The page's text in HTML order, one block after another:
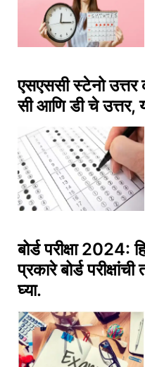
एसएससी स्टेनो
सी आणि डी चे उत्तर,
बोर्ड परीक्षा 2024:
प्रकारे बोर्ड
घ्या.